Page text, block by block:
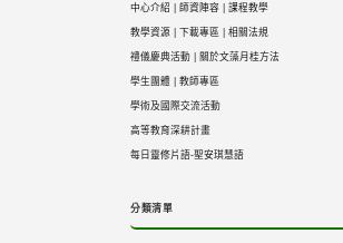
中心介紹 師資陣容 課程教學
教學資源 下載專區 相關法規
禮儀慶典活動 關於文藻月桂方法
學生團體 教師專區
學術及國際交流活動
高等教育深耕計畫
每日靈修片語-聖安琪慧語
分類清單